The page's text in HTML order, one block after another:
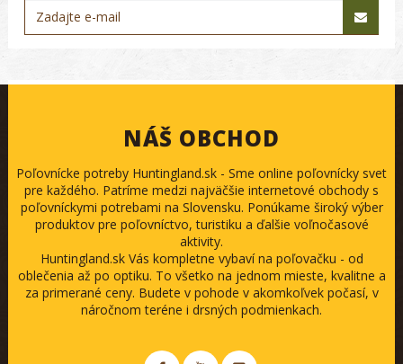
NÁŠ OBCHOD
Poľovnícke potreby Huntingland.sk - Sme online poľovnícky svet
pre každého. Patríme medzi najväčšie internetové obchody s
poľovníckymi potrebami na Slovensku. Ponúkame široký výber
produktov pre poľovníctvo, turistiku a ďalšie voľnočasové
aktivity.
Huntingland.sk Vás kompletne vybaví na poľovačku - od
oblečenia až po optiku. To všetko na jednom mieste, kvalitne a
za primerané ceny. Budete v pohode v akomkoľvek počasí, v
náročnom teréne i drsných podmienkach.